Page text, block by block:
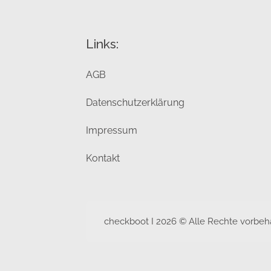
Links:
AGB
Datenschutzerklärung
Impressum
Kontakt
checkboot I 2026 © Alle Rechte